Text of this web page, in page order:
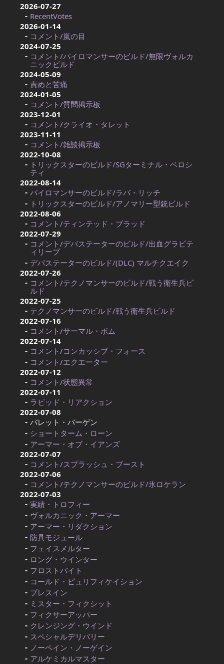
2026-07-27
RecentVotes
2026-01-14
コメント/嵐の目
2024-07-25
コメント/パイロマンサーのビルド/無限ヴォルカ
ニックビルド
2024-05-09
責めと苦痛
2024-01-05
コメント/質問掲示板
2023-12-01
コメント/クライオ・タレット
2023-11-11
コメント/雑談掲示板
2022-10-08
トリックスターのビルド/SGターミナル・ベロシ
ティ
2022-08-14
パイロマンサーのビルド/ラバ・リッチ
トリックスターのビルド/アノマリー型銃ビルド
2022-08-06
コメント/ティンテッド・ブラッド
2022-07-29
コメント/デバステーターのビルド/出血グラビテ
ィリープ
デバステーターのビルド/(DLC) マルチクエイク
2022-07-26
コメント/テクノマンサーのビルド/戦う衛生兵ビ
ルド
2022-07-25
テクノマンサーのビルド/戦う衛生兵ビルド
2022-07-16
コメント/サーマル・ボム
2022-07-14
コメント/コンカッシブ・フォース
コメント/エクエーター
2022-07-12
コメント/状態異常
2022-07-11
ラピッド・リアクション
2022-07-08
バレット・バーゲン
ショートターム・ローン
アーマー・オブ・イアンズ
2022-07-07
コメント/スプラッシュ・ブースト
2022-07-06
コメント/テクノマンサーのビルド/氷ロケラン
2022-07-03
実績・トロフィー
ヴォルカニック・アーマー
アーマー・リダクション
防具モジュール
フェイスメルター
ロング・ウインター
フロストバイト
コールド・ピュリフィケイション
ブレスイン
ミスター・フィクシット
フィクサーアッパー
クレンジング・ウインド
スペシャルデリバリー
ノーペイン・ノーゲイン
アルケミカルマスター